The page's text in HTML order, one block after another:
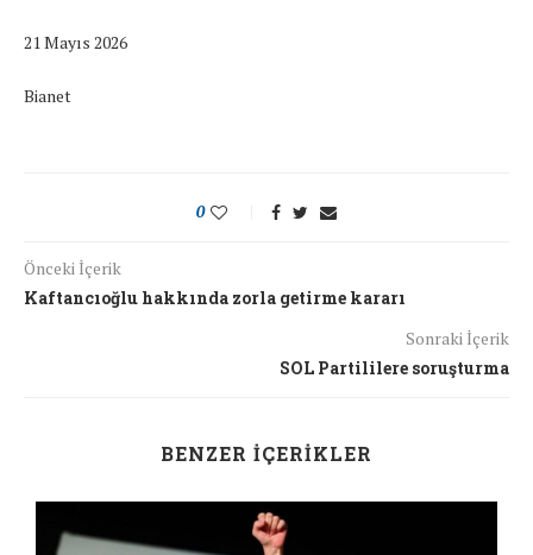
21 Mayıs 2026
Bianet
0
Önceki İçerik
Kaftancıoğlu hakkında zorla getirme kararı
Sonraki İçerik
SOL Partililere soruşturma
BENZER İÇERIKLER